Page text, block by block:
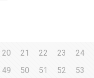
20 21 22 23 24
49 50 51 52 53